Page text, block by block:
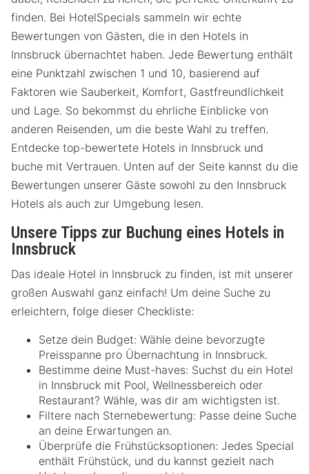
finden. Bei HotelSpecials sammeln wir echte
Bewertungen von Gästen, die in den Hotels in
Innsbruck übernachtet haben. Jede Bewertung enthält
eine Punktzahl zwischen 1 und 10, basierend auf
Faktoren wie Sauberkeit, Komfort, Gastfreundlichkeit
und Lage. So bekommst du ehrliche Einblicke von
anderen Reisenden, um die beste Wahl zu treffen.
Entdecke top-bewertete Hotels in Innsbruck und
buche mit Vertrauen. Unten auf der Seite kannst du die
Bewertungen unserer Gäste sowohl zu den Innsbruck
Hotels als auch zur Umgebung lesen.
Unsere Tipps zur Buchung eines Hotels in
Innsbruck
Das ideale Hotel in Innsbruck zu finden, ist mit unserer
großen Auswahl ganz einfach! Um deine Suche zu
erleichtern, folge dieser Checkliste:
Setze dein Budget: Wähle deine bevorzugte
Preisspanne pro Übernachtung in Innsbruck.
Bestimme deine Must-haves: Suchst du ein Hotel
in Innsbruck mit Pool, Wellnessbereich oder
Restaurant? Wähle, was dir am wichtigsten ist.
Filtere nach Sternebewertung: Passe deine Suche
an deine Erwartungen an.
Überprüfe die Frühstücksoptionen: Jedes Special
enthält Frühstück, und du kannst gezielt nach